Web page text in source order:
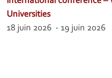
Universities
18 juin 2026 - 19 juin 2026